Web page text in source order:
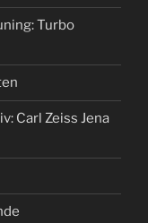
Turbo
Carl Zeiss Jena